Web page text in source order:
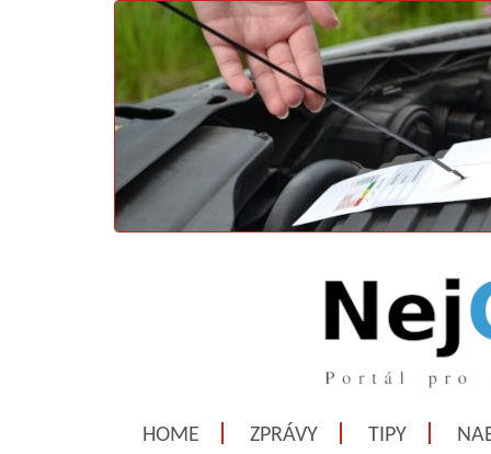
HOME ZPRÁVY TIPY